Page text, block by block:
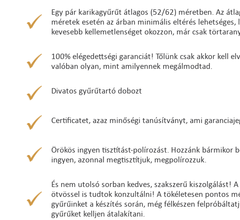
Egy pár karikagyűrűt átlagos (52/62) méretben. Az
méretek esetén az árban minimális eltérés
kevesebb kellemetlenséget okozzon, már csak
100% elégedettségi garanciát! Tőlünk csak akkor kell
valóban olyan, mint amilyennek megálmodtad.
Divatos gyűrűtartó dobozt
Certificatet, azaz minőségi tanúsítványt, ami
Örökös ingyen tisztítást-polírozást. Hozzánk bármikor
ingyen, azonnal megtisztítjuk, megpolírozzuk.
És nem utolsó sorban kedves, szakszerű kiszolgálást!
ötvössel is tudtok konzultálni! A tökéletesen pontos
gyűrűinket a készítés során, még félkészen
gyűrűket kelljen átalakítani.